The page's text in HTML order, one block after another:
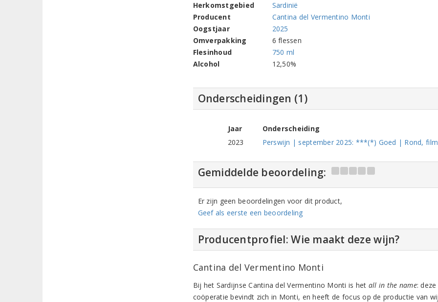
Herkomstgebied
Sardinië
Producent
Cantina del Vermentino Monti
Oogstjaar
2025
Omverpakking
6 flessen
Flesinhoud
750 ml
Alcohol
12,50%
Onderscheidingen (1)
Jaar
Onderscheiding
2023
Perswijn | september 2025: ***(*) Goed | Rond,
Gemiddelde beoordeling:
Er zijn geen beoordelingen voor dit product,
Geef als eerste een beoordeling
Producentprofiel: Wie maakt deze wijn?
Cantina del Vermentino Monti
Bij het Sardijnse Cantina del Vermentino Monti is het all in the name:
coöperatie bevindt zich in Monti, en heeft de focus op de productie van